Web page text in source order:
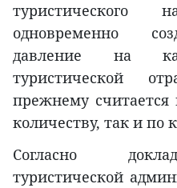
туристического
одновременно
давление на
туристической
прежнему
количеству, так и по
Согласно
туристической